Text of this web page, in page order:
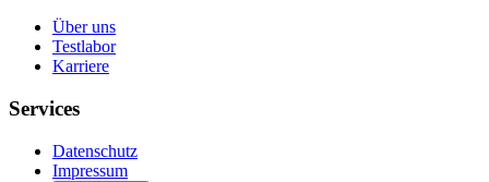
Über uns
Testlabor
Karriere
Services
Datenschutz
Impressum